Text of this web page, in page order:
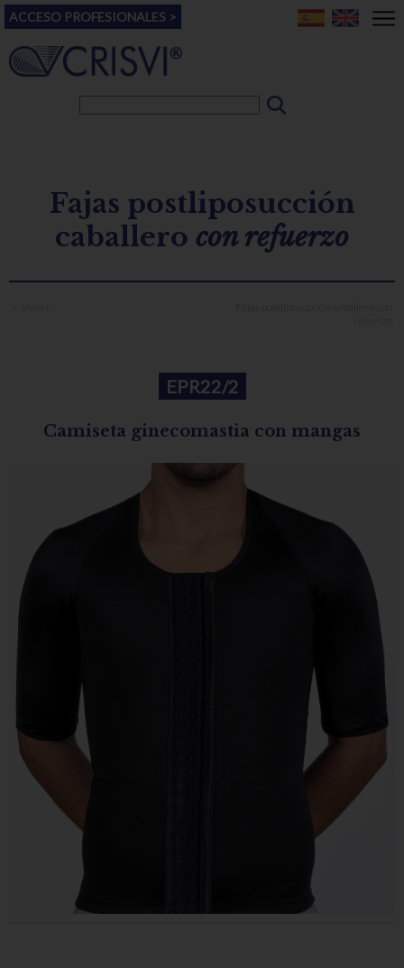
ACCESO PROFESIONALES >
Fajas postliposucción
caballero con refuerzo
EPR22/2
Camiseta ginecomastia con mangas